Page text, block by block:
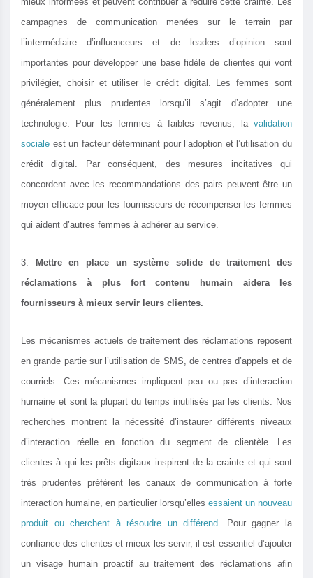
campagnes de communication menées sur le terrain par
l’intermédiaire d’influenceurs et de leaders d’opinion sont
importantes pour développer une base fidèle de clientes qui vont
privilégier, choisir et utiliser le crédit digital. Les femmes sont
généralement plus prudentes lorsqu’il s’agit d’adopter une
technologie. Pour les femmes à faibles revenus, la validation
sociale est un facteur déterminant pour l’adoption et l’utilisation du
crédit digital. Par conséquent, des mesures incitatives qui
concordent avec les recommandations des pairs peuvent être un
moyen efficace pour les fournisseurs de récompenser les femmes
qui aident d’autres femmes à adhérer au service.
3.
Mettre en place un système solide de traitement des
réclamations à plus fort contenu humain aidera les
fournisseurs à mieux servir leurs clientes.
Les mécanismes actuels de traitement des réclamations reposent
en grande partie sur l’utilisation de SMS, de centres d’appels et de
courriels. Ces mécanismes impliquent peu ou pas d’interaction
humaine et sont la plupart du temps inutilisés par les clients. Nos
recherches montrent la nécessité d’instaurer différents niveaux
d’interaction réelle en fonction du segment de clientèle. Les
clientes à qui les prêts digitaux inspirent de la crainte et qui sont
très prudentes préfèrent les canaux de communication à forte
interaction humaine, en particulier lorsqu’elles essaient un nouveau
produit ou cherchent à résoudre un différend. Pour gagner la
confiance des clientes et mieux les servir, il est essentiel d’ajouter
un visage humain proactif au traitement des réclamations afin